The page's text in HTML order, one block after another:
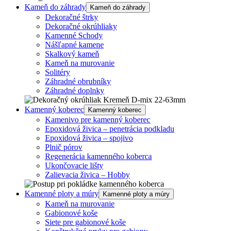
Kameň do záhrady Kameň do záhrady
Dekoračné štrky
Dekoračné okrúhliaky
Kamenné Schody
Nášľapné kamene
Skalkový kameň
Kameň na murovanie
Solitéry
Záhradné obrubníky
Záhradné doplnky
Kamenný koberec Kamenný koberec
Kamenivo pre kamenný koberec
Epoxidová živica – penetrácia podkladu
Epoxidová živica – spojivo
Plnič pórov
Regenerácia kamenného koberca
Ukončovacie lišty
Zalievacia živica – Hobby
Kamenné ploty a múry Kamenné ploty a múry
Kameň na murovanie
Gabionové koše
Siete pre gabionové koše